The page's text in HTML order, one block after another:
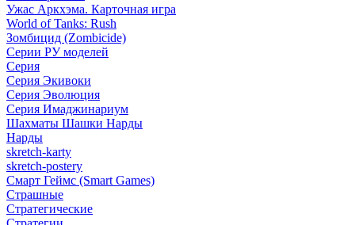
Ужас Аркхэма. Карточная игра
World of Tanks: Rush
Зомбицид (Zombicide)
Серии РУ моделей
Серия
Серия Экивоки
Серия Эволюция
Серия Имаджинариум
Шахматы Шашки Нарды
Нарды
skretch-karty
skretch-postery
Смарт Геймс (Smart Games)
Страшные
Стратегические